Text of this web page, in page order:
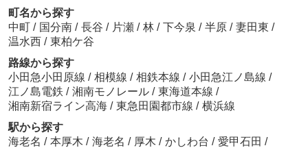
町名から探す
中町 / 国分南 / 長谷 / 片瀬 / 林 / 下今泉 / 半原 / 妻田東 /
温水西 / 東柏ケ谷
路線から探す
小田急小田原線 / 相模線 / 相鉄本線 / 小田急江ノ島線 /
江ノ島電鉄 / 湘南モノレール / 東海道本線 /
湘南新宿ライン高海 / 東急田園都市線 / 横浜線
駅から探す
海老名 / 本厚木 / 海老名 / 厚木 / かしわ台 / 愛甲石田 /